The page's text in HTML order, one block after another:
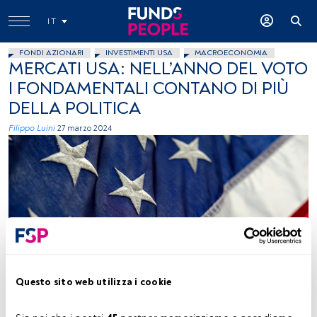
Questo sito web utilizza i cookie
IT
FONDI AZIONARI INVESTIMENTI USA MACROECONOMIA
MERCATI USA: NELL’ANNO DEL VOTO
I FONDAMENTALI CONTANO DI PIÙ
DELLA POLITICA
Filippo Luini 27 marzo 2024
Tempo di lettura: 4 min.